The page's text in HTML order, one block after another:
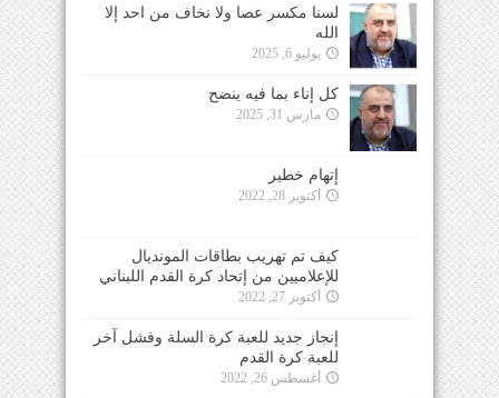
لسنا مكسر عصا ولا نخاف من احد إلا
الله
يوليو 6, 2025
كل إناء بما فيه ينضح
مارس 31, 2025
إتهام خطير
أكتوبر 28, 2022
كيف تم تهريب بطاقات المونديال
للإعلاميين من إتحاد كرة القدم اللبناني
أكتوبر 27, 2022
إنجاز جديد للعبة كرة السلة وفشل آخر
للعبة كرة القدم
أغسطس 26, 2022